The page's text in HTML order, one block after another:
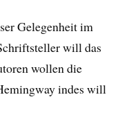
Gelegenheit im
will das
wollen die
indes will